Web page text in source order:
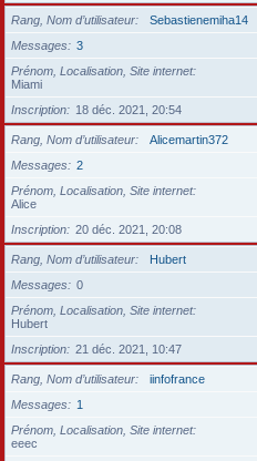
Rang, Nom d’utilisateur
Sebastienemiha14
Messages
3
Prénom, Localisation, Site internet
Miami
Inscription
18 déc. 2021, 20:54
Rang, Nom d’utilisateur
Alicemartin372
Messages
2
Prénom, Localisation, Site internet
Alice
Inscription
20 déc. 2021, 20:08
Rang, Nom d’utilisateur
Hubert
Messages
0
Prénom, Localisation, Site internet
Hubert
Inscription
21 déc. 2021, 10:47
Rang, Nom d’utilisateur
iinfofrance
Messages
1
Prénom, Localisation, Site internet
eeec